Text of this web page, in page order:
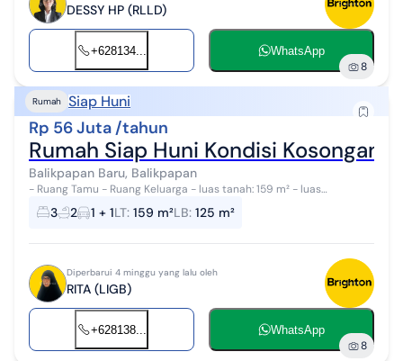
DESSY HP (RLLD)
+628134... WhatsApp
8
Rumah Siap Huni
Rp 56 Juta /tahun
Rumah Siap Huni Kondisi Kosongan
Balikpapan Baru, Balikpapan
- Ruang Tamu - Ruang Keluarga - luas tanah: 159 m² - luas
bangunan: 125 m² - Kosongan - listrik : 2200 Watt - kamar mandi : 1 -
kamar tidur : 3 ...
3 2 1 + 1LT: 159 m²LB: 125 m²
Diperbarui 4 minggu yang lalu oleh
RITA (LIGB)
+628138... WhatsApp
8